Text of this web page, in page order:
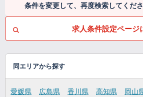
条件を変更して、再度検索してくだ
求人条件設定ページ
同エリアから探す
愛媛県 広島県 香川県 高知県 岡山